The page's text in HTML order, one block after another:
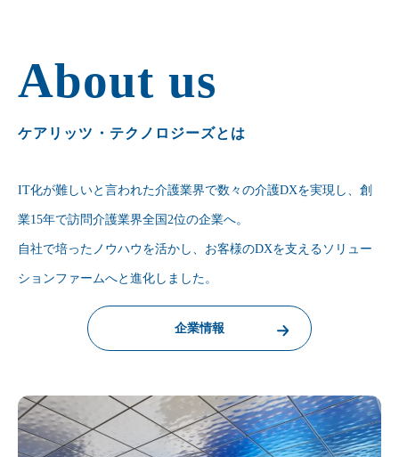
About us
ケアリッツ・テクノロジーズとは
IT化が難しいと言われた介護業界で数々の介護DXを実現し、創
業15年で訪問介護業界全国2位の企業へ。
自社で培ったノウハウを活かし、お客様のDXを支えるソリュー
ションファームへと進化しました。
企業情報